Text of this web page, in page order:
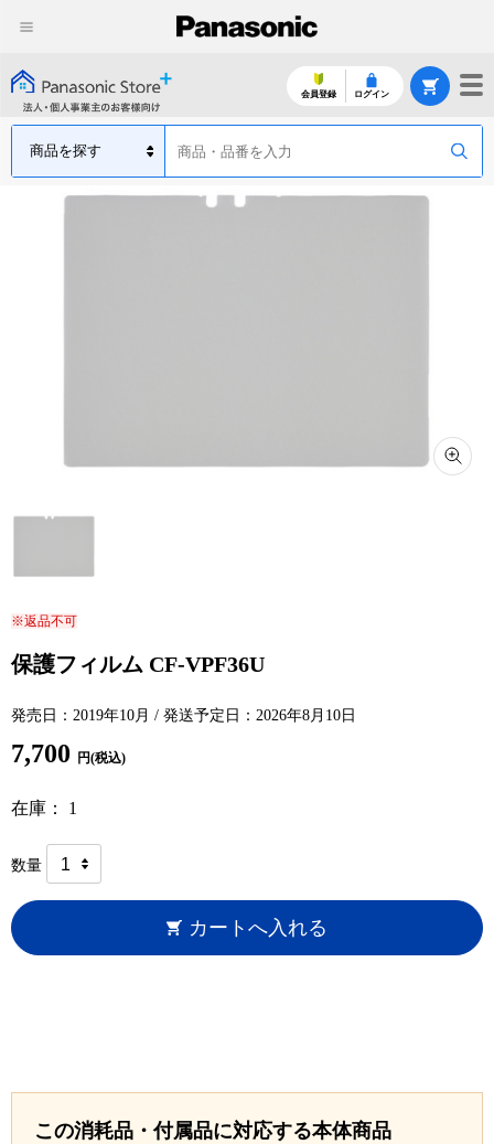
会員登録 ログイン
※返品不可
保護フィルム CF-VPF36U
発売日：2019年10月 / 発送予定日：2026年8月10日
7,700 円(税込)
在庫： 1
数量
カートへ入れる
この消耗品・付属品に対応する本体商品